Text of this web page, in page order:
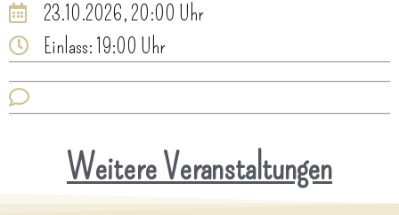
23.10.2026, 20:00 Uhr
Einlass: 19:00 Uhr
Weitere Veranstaltungen